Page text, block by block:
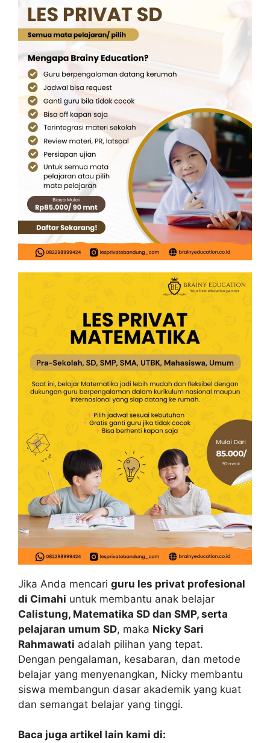
Jika Anda mencari guru les privat profesional
di Cimahi untuk membantu anak belajar
Calistung, Matematika SD dan SMP, serta
pelajaran umum SD, maka Nicky Sari
Rahmawati adalah pilihan yang tepat.
Dengan pengalaman, kesabaran, dan metode
belajar yang menyenangkan, Nicky membantu
siswa membangun dasar akademik yang kuat
dan semangat belajar yang tinggi.
Baca juga artikel lain kami di: